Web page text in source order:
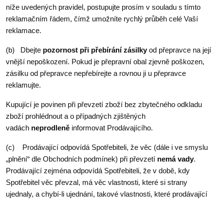
níže uvedených pravidel, postupujte prosím v souladu s tímto
reklamačním řádem, čímž umožníte rychlý průběh celé Vaší
reklamace.
(b) Dbejte pozornost při přebírání zásilky od přepravce na její
vnější nepoškození. Pokud je přepravní obal zjevně poškozen,
zásilku od přepravce nepřebírejte a rovnou ji u přepravce
reklamujte.
Kupující je povinen při převzetí zboží bez zbytečného odkladu
zboží prohlédnout a o případných zjištěných
vadách neprodleně informovat Prodávajícího.
(c) Prodávající odpovídá Spotřebiteli, že věc (dále i ve smyslu
„plnění“ dle Obchodních podmínek) při převzetí nemá vady.
Prodávající zejména odpovídá Spotřebiteli, že v době, kdy
Spotřebitel věc převzal, má věc vlastnosti, které si strany
ujednaly, a chybí-li ujednání, takové vlastnosti, které prodávající